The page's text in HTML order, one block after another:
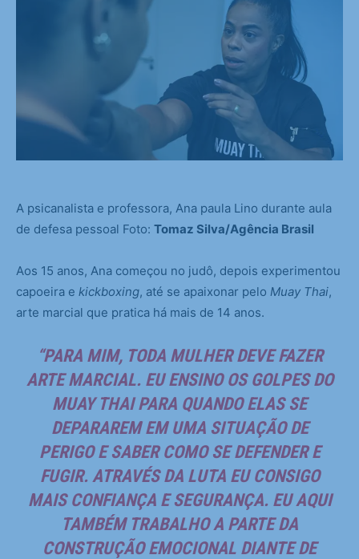
A psicanalista e professora, Ana paula Lino durante aula
de defesa pessoal Foto: Tomaz Silva/Agência Brasil
Aos 15 anos, Ana começou no judô, depois experimentou
capoeira e kickboxing, até se apaixonar pelo Muay Thai,
arte marcial que pratica há mais de 14 anos.
“PARA MIM, TODA MULHER DEVE FAZER
ARTE MARCIAL. EU ENSINO OS GOLPES DO
MUAY THAI PARA QUANDO ELAS SE
DEPARAREM EM UMA SITUAÇÃO DE
PERIGO E SABER COMO SE DEFENDER E
FUGIR. ATRAVÉS DA LUTA EU CONSIGO
MAIS CONFIANÇA E SEGURANÇA. EU AQUI
TAMBÉM TRABALHO A PARTE DA
CONSTRUÇÃO EMOCIONAL DIANTE DE